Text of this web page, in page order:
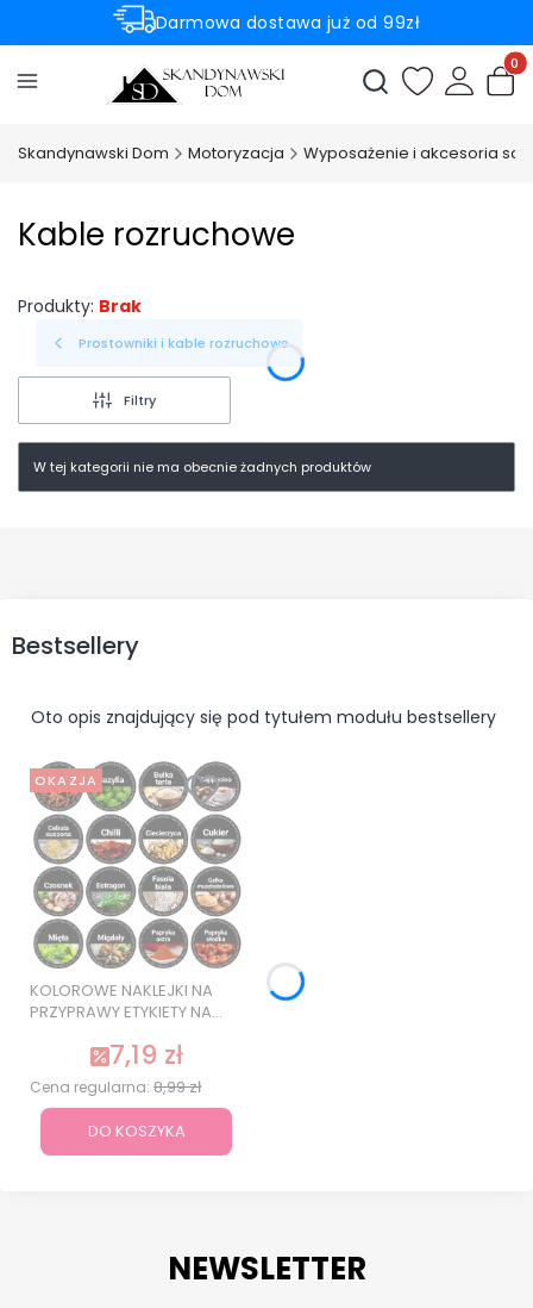
Darmowa dostawa już od 99zł
Rabaty -50% na wybrane produkty
Otwórz
Skandynawski Dom Motoryzacja Wyposażenie i akcesoria
Kable rozruchowe
Produkty: Brak
Prostowniki i kable rozruchowe
Filtry
W tej kategorii nie ma obecnie żadnych produktów
Bestsellery
Oto opis znajdujący się pod tytułem modułu bestsellery
OKAZJA
KOLOROWE NAKLEJKI NA
PRZYPRAWY ETYKIETY NA
JAKOŚĆ
7,19 zł
Cena regularna: 8,99 zł
DO KOSZYKA
NEWSLETTER